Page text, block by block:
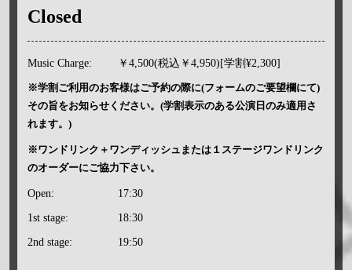
Closed
Music Charge: ￥4,500(税込￥4,950)[学割¥2,300]
※学割ご利用のお客様はご予約の際に(フォームのご要望欄にて)
その旨をお知らせください。(学割表示のある公演日のみ適用さ
れます。)
※ワンドリンク＋ワンディッシュまたは１ステージワンドリンク
のオーダーにご協力下さい。
Open: 17:30
1st stage: 18:30
2nd stage: 19:50